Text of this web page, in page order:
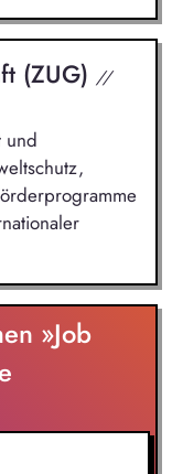
(ZUG) //
und
»Job